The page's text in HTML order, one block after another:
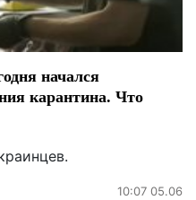
начался
карантина. Что
10:07 05.06